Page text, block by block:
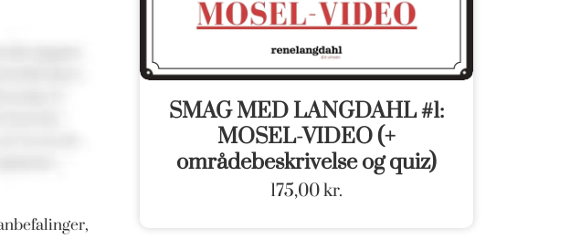
SMAG MED LANGDAHL #1:
MOSEL-VIDEO (+
områdebeskrivelse og quiz)
175,00kr.